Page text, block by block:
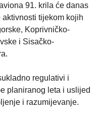
91. krila će danas
tijekom kojih
Koprivničko-
i Sisačko-
regulativi i
planiranog leta i uslijed
i razumijevanje.